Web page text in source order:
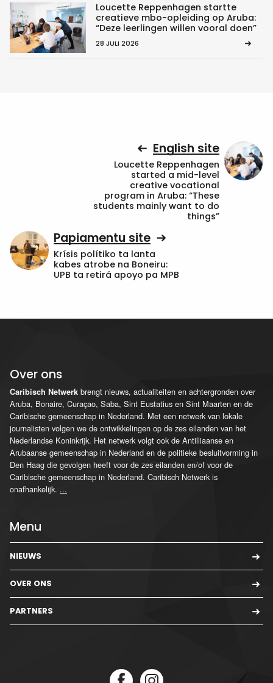
Loucette Reppenhagen startte
creatieve mbo-opleiding op Aruba:
“Deze leerlingen willen vooral doen”
28 JULI 2026
English site
Loucette Reppenhagen
started a mid-level
creative vocational
program in Aruba: “These
students mainly want to do
things”
Papiamentu site
Krísis polítiko ta lanta
kabes atrobe na Boneiru:
UPB ta retirá apoyo pa MPB
Over ons
Caribisch Netwerk brengt nieuws, actualiteiten en achtergronden over
Aruba, Bonaire, Curaçao, Saba, Sint Eustatius en Sint Maarten en de
Caribische gemeenschap in Nederland. Met een netwerk van lokale
journalisten volgen we de ontwikkelingen op de zes eilanden van het
Nederlandse Koninkrijk. Het netwerk volgt ook de Antilliaanse en
Arubaanse gemeenschap in Nederland en de politieke besluitvorming in
Den Haag die gevolgen heeft voor de zes eilanden en/of voor de
Caribische gemeenschap in Nederland. Caribisch Netwerk is
onafhankelijk. ...
Menu
NIEUWS
OVER ONS
PARTNERS